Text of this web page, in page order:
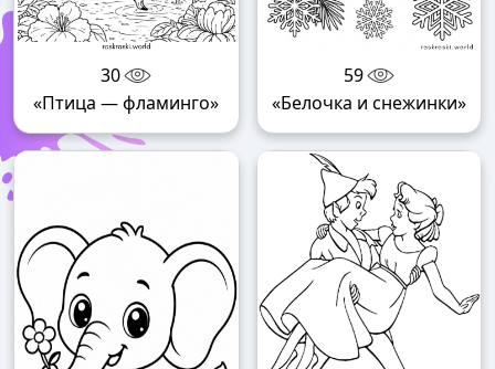
30
«Птица — фламинго»
59
«Белочка и снежинки»